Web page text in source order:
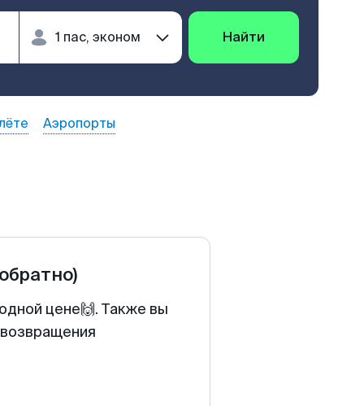
Найти
Аэропорты
цене🙌. Также вы